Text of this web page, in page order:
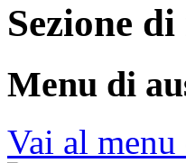
Sezione
Menu di
Vai al